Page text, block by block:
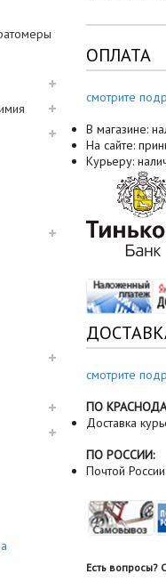
ОПЛАТА
смотрите
В магазине:
На сайте:
Курьеру:
смотрите
ПО
Доставка
ПО РОССИИ:
Почтой
Есть вопросы?